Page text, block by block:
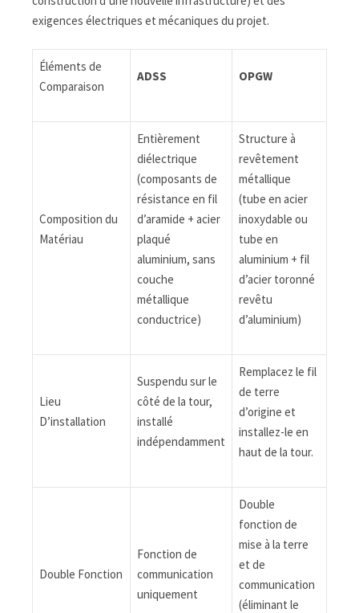
exigences électriques et mécaniques du projet.
Éléments de
Comparaison
ADSS OPGW
Composition du
Matériau
Entièrement
diélectrique
(composants de
résistance en fil
d’aramide + acier
plaqué
aluminium, sans
couche
métallique
conductrice)
Structure à
revêtement
métallique
(tube en acier
inoxydable ou
tube en
aluminium + fil
d’acier toronné
revêtu
d’aluminium)
Lieu
D’installation
Suspendu sur le
côté de la tour,
installé
indépendamment
Remplacez le fil
de terre
d’origine et
installez-le en
haut de la tour.
Double Fonction
Fonction de
communication
uniquement
Double
fonction de
mise à la terre
et de
communication
(éliminant le